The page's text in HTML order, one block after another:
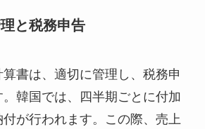
と税務申告
書は、適切に管理し、税務申
韓国では、四半期ごとに付加
が行われます。この際、売上